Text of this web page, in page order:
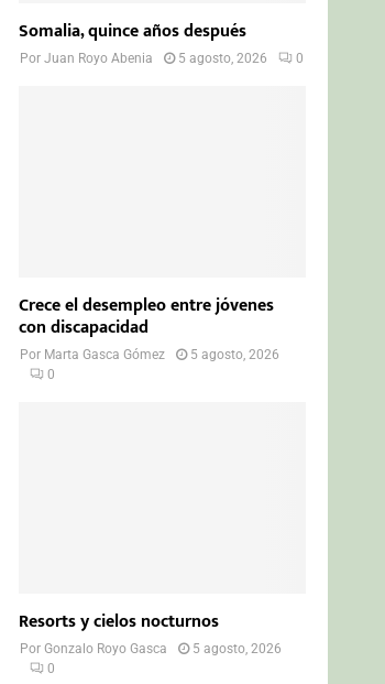
Somalia, quince años después
PorJuan Royo Abenia 5 agosto, 2026 0
Crece el desempleo entre jóvenes
con discapacidad
Por Marta Gasca Gómez
5 agosto, 2026
0
Resorts y cielos nocturnos
PorGonzalo Royo Gasca
5 agosto, 2026
0